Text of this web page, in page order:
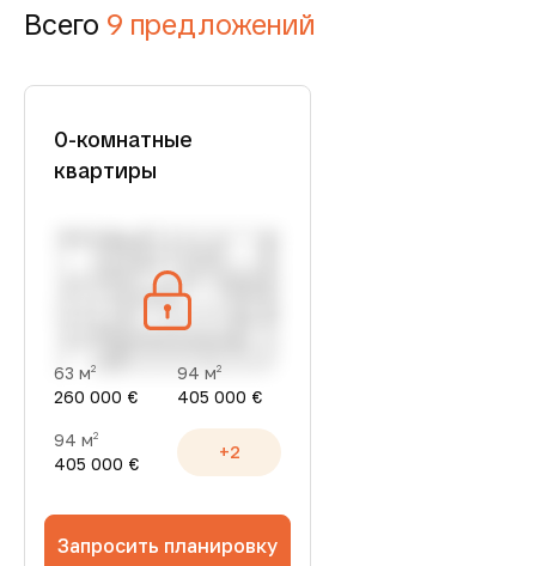
Всего 9 предложений
0-комнатные
квартиры
63 м2
260 000 €
94 м2
405 000 €
94 м2
405 000 €
+2
Запросить планировку